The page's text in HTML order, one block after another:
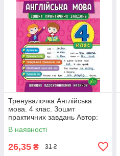
Тренувалочка Англійська
мова. 4 клас. Зошит
практичних завдань Автор:
Чіміріс Ю. В.
В наявності
26,35 ₴ 31 ₴